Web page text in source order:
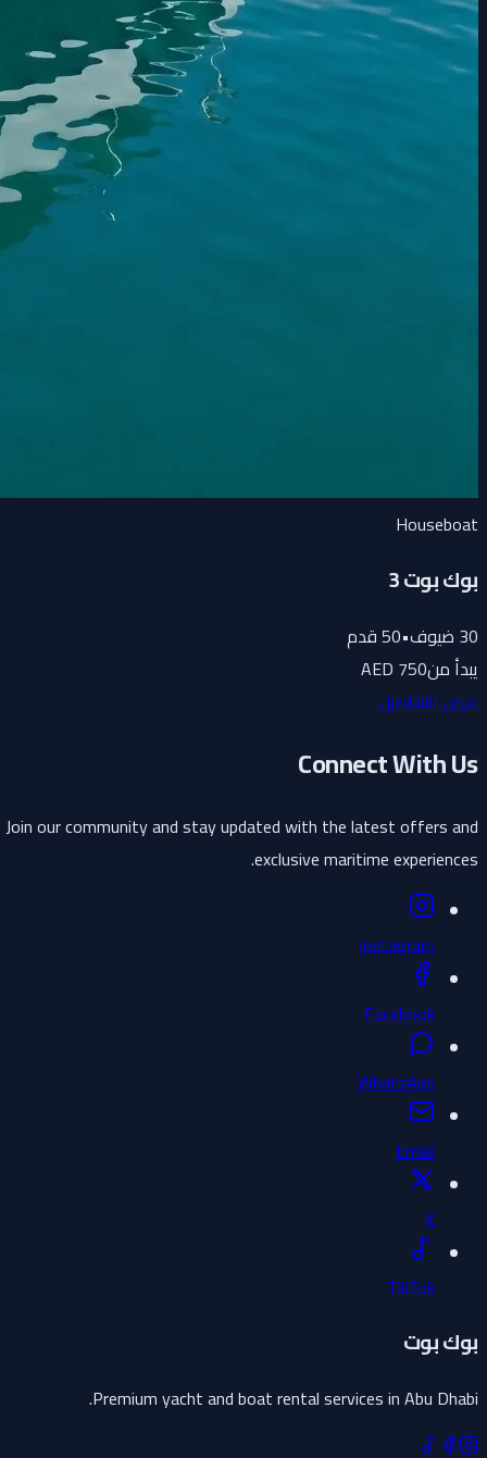
Houseboat
بوك بوت 3
30ضيوف•
50قدم
يبدأ من750 AED
عرض التفاصيل
Connect With Us
Join our community and stay updated with the latest offers and
exclusive maritime experiences.
Instagram
Facebook
WhatsApp
Email
X
TikTok
بوك بوت
Premium yacht and boat rental services in Abu Dhabi.